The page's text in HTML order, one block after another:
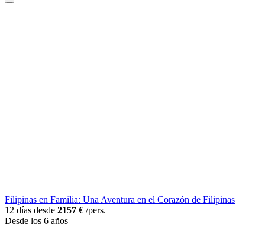
Filipinas en Familia: Una Aventura en el Corazón de Filipinas
12 días desde 2157 € /pers.
Desde los 6 años